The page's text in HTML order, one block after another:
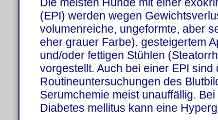
Die meisten Hunde mit einer
(EPI) werden wegen
volumenreiche, ungeformte, aber
eher grauer Farbe), gesteigertem
und/oder fettigen Stühlen
vorgestellt. Auch bei einer EPI sind
Routineuntersuchungen des
Serumchemie meist unauffällig.
Diabetes mellitus kann eine